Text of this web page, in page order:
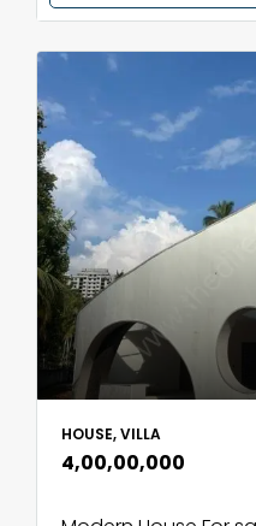
HOUSE, VILLA
₹4,00,00,000